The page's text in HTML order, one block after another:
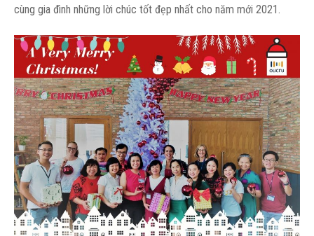
cùng gia đình những lời chúc tốt đẹp nhất cho năm mới 2021.